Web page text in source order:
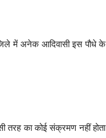
में अनेक आदिवासी इस पौधे के
तरह का कोई संक्रमण नहीं होता